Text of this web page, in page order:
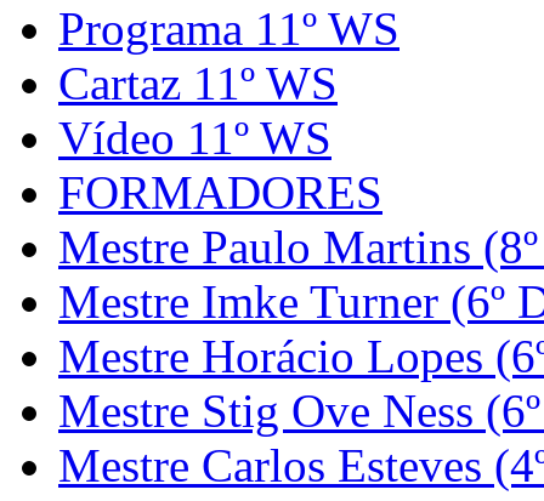
Programa 11º WS
Cartaz 11º WS
Vídeo 11º WS
FORMADORES
Mestre Paulo Martins
Mestre Imke Turner (6º
Mestre Horácio Lopes
Mestre Stig Ove Ness
Mestre Carlos Esteves